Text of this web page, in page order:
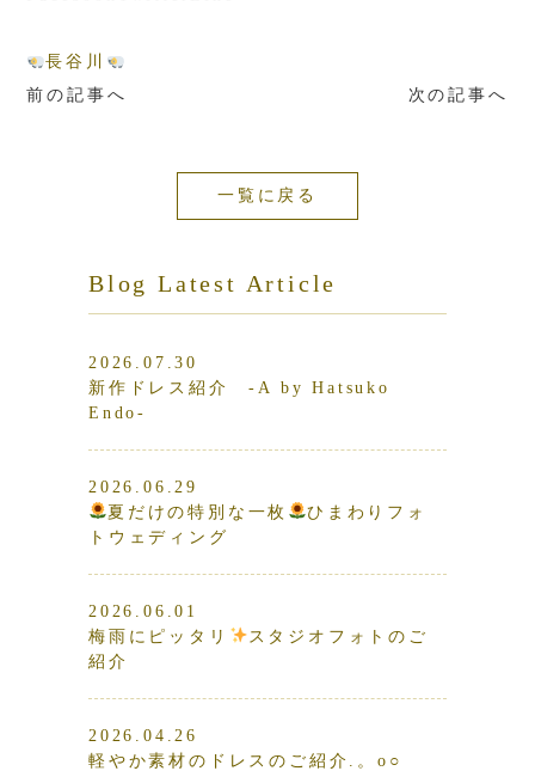
長谷川
前の記事へ
次の記事へ
一覧に戻る
Blog Latest Article
2026.07.30
新作ドレス紹介 -A by Hatsuko
Endo-
2026.06.29
夏だけの特別な一枚
ひまわりフォ
トウェディング
2026.06.01
梅雨にピッタリ
スタジオフォトのご
紹介
2026.04.26
軽やか素材のドレスのご紹介.。o○